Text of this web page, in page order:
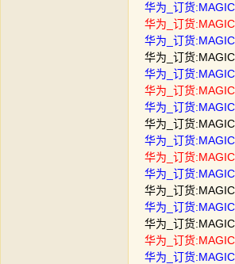
华为_订货
华为_订货
华为_订货
华为_订货
华为_订货
华为_订货
华为_订货
华为_订货
华为_订货
华为_订货
华为_订货
华为_订货
华为_订货
华为_订货
华为_订货
华为_订货